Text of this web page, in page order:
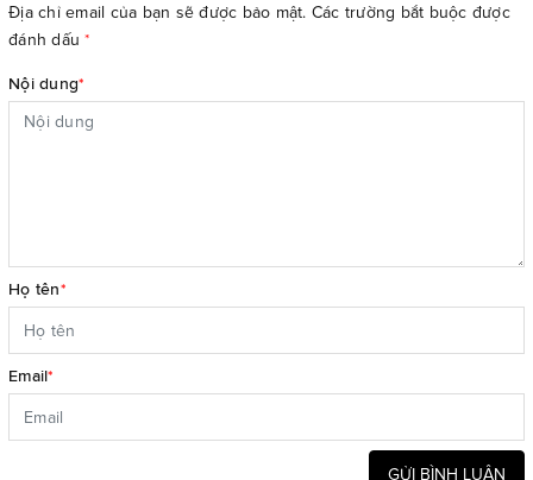
Địa chỉ email của bạn sẽ được bảo mật. Các trường bắt buộc được
đánh dấu*
Nội dung*
Họ tên*
Email*
GỬI BÌNH LUẬN